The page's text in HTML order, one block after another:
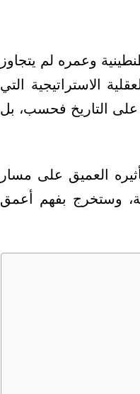
وعمره لم يتجاوز
الاستراتيجية التي
على التاريخ فحسب، بل
العميق على مسار
وستخرج بفهم أعمق